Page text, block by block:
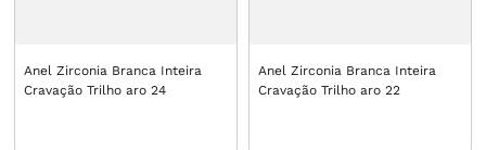
Anel Zirconia Branca Inteira
Cravação Trilho aro 24
Anel Zirconia Branca Inteira
Cravação Trilho aro 22